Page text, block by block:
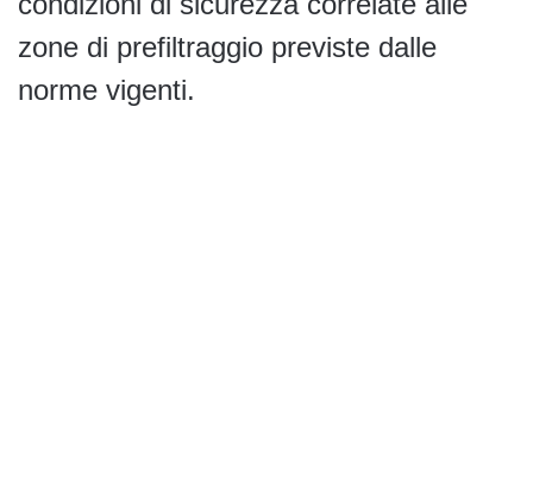
zone di prefiltraggio previste dalle
norme vigenti.